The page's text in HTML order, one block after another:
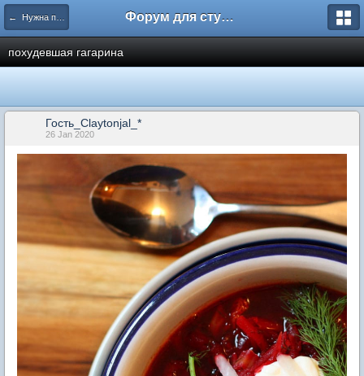
← Нужна помощь Форум для студента СГА
похудевшая гагарина
Гость_Claytonjal_*
26 Jan 2020